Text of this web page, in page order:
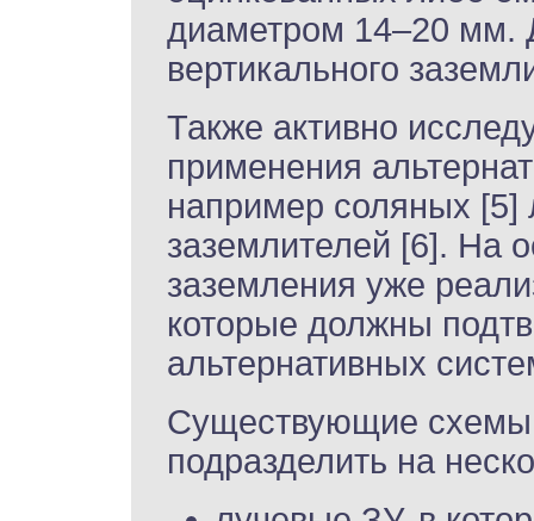
диаметром 14–20 мм.
вертикального
Также активно
применения
например соляных [5]
заземлителей [6]. На
заземления уже
которые должны
альтернативных
Существующие
подразделить на